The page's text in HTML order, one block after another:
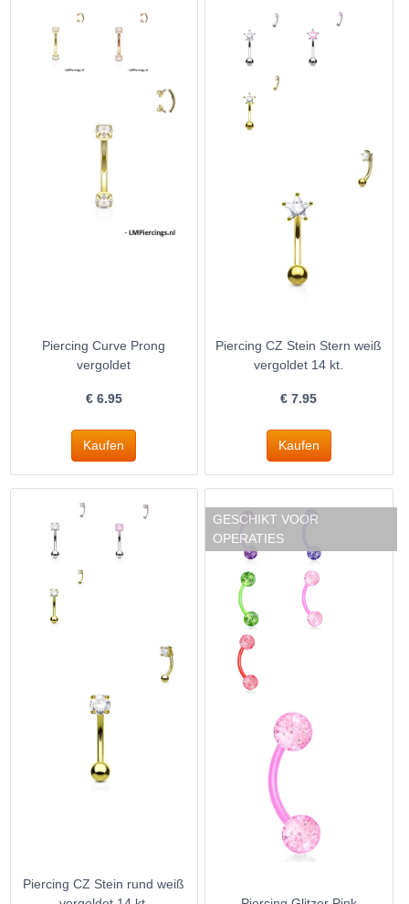
Piercing Curve Prong
vergoldet
€ 6.95
Piercing CZ Stein Stern weiß
vergoldet 14 kt.
€7.95
Piercing CZ Stein rund weiß
GESCHIKT VOOR
OPERATIES